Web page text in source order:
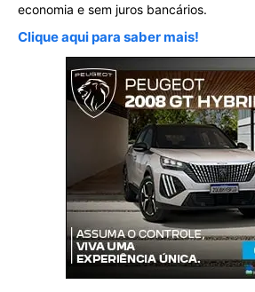
economia e sem juros bancários.
Clique aqui para saber mais!